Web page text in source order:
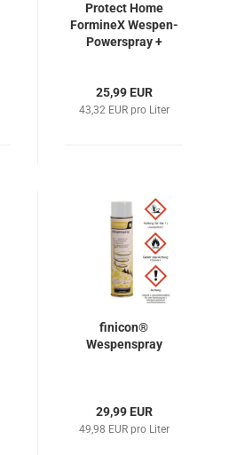
Protect Home
FormineX Wespen-
Powerspray +
25,99 EUR
43,32 EUR pro Liter
finicon®
Wespenspray
29,99 EUR
49,98 EUR pro Liter